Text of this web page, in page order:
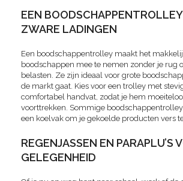
EEN
ZWARE LADINGEN
Een boodschappentrolley maakt het
boodschappen mee te nemen zonder je rug
belasten. Ze zijn ideaal voor grote
de markt gaat. Kies voor een trolley met
comfortabel handvat, zodat je hem
voorttrekken. Sommige
een koelvak om je gekoelde producten vers
REGENJASSEN EN PARAPLU’S
GELEGENHEID